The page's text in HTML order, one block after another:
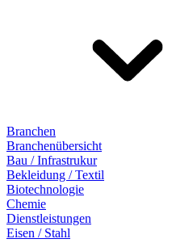
Branchen
Branchenübersicht
Bau / Infrastrukur
Bekleidung / Textil
Biotechnologie
Chemie
Dienstleistungen
Eisen / Stahl